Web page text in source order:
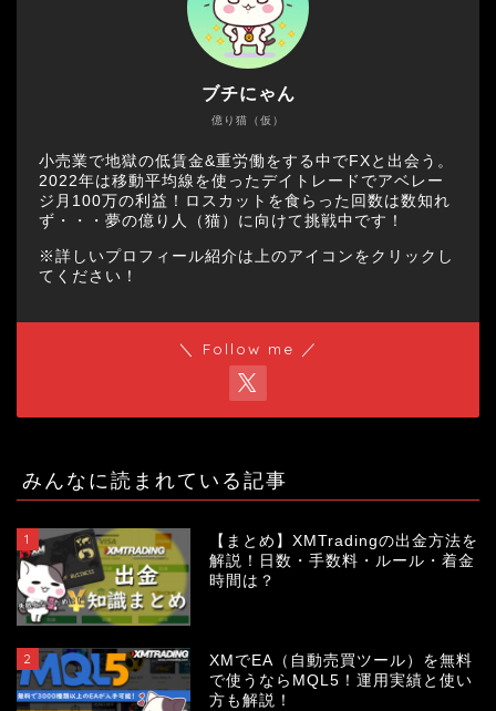
億り猫（仮）
ブチにゃん
小売業で地獄の低賃金&重労働をする中でFXと出会う。
2022年は移動平均線を使ったデイトレードでアベレー
ジ月100万の利益！ロスカットを食らった回数は数知れ
ず・・・夢の億り人（猫）に向けて挑戦中です！
※詳しいプロフィール紹介は上のアイコンをクリックし
てください！
＼ Follow me ／
みんなに読まれている記事
1
【まとめ】XMTradingの出金方法を
解説！日数・手数料・ルール・着金
時間は？
2
XMでEA（自動売買ツール）を無料
で使うならMQL5！運用実績と使い
方も解説！